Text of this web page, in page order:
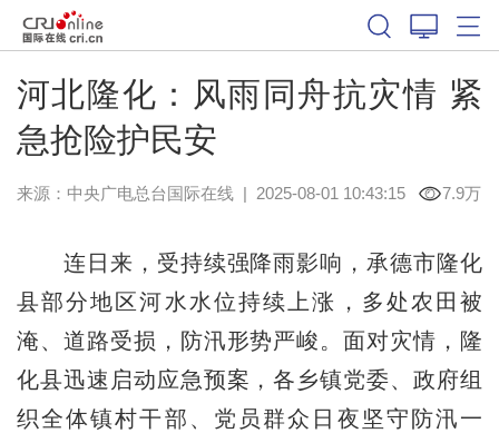
河北隆化：风雨同舟抗灾情 紧
急抢险护民安
来源：中央广电总台国际在线| 2025-08-01 10:43:15 7.9万
连日来，受持续强降雨影响，承德市隆化
县部分地区河水水位持续上涨，多处农田被
淹、道路受损，防汛形势严峻。面对灾情，隆
化县迅速启动应急预案，各乡镇党委、政府组
织全体镇村干部、党员群众日夜坚守防汛一